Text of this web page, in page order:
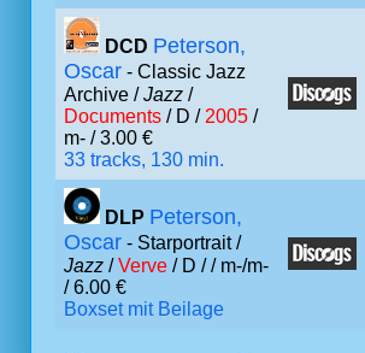
DCD Peterson,
Oscar - Classic Jazz
Archive /Jazz /
Documents / D / 2005 /
m- / 3.00 €
33 tracks, 130 min.
DLP Peterson,
Oscar - Starportrait /
Jazz /Verve / D // m-/m-
/ 6.00 €
Boxset mit Beilage